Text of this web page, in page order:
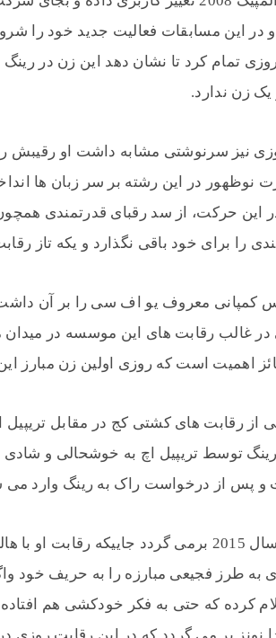
در این مسابقات فعالیت جدید خود را
ثانیه با پیروزی تمام کرد تا نشان دهد این
یک زن ندارد.
نوظهور در این رشته بر سر زبان ها
این حرکت، از سد رقبای قدرتمندی
را برای خود باقی نگذارد و یکه تاز
کمپانی معروف یو اف سی را بر آن داشت
در غالب رقابت های این موسسه در میدان
حائز اهمیت است که روزی اولین زن مبارز
از رقابت های کشتی کج در مقابل
توسط تریپیل اچ به خوشحالی و شادی
و پس از درخواست راک به رینگ وارد می
شکست روندا روزی به سال 2015 برمی گردد
به طرز فجیعی مبارزه را به حریف خود
کرده که حتی به فکر خودکشی هم